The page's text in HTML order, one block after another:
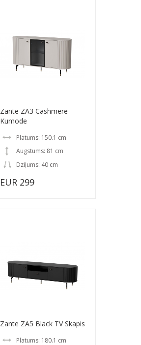
Zante ZA3 Cashmere
Kumode
Platums: 150.1 cm
Augstums: 81 cm
Dziļums: 40 cm
EUR 299
Zante ZA5 Black TV Skapis
Platums: 180.1 cm